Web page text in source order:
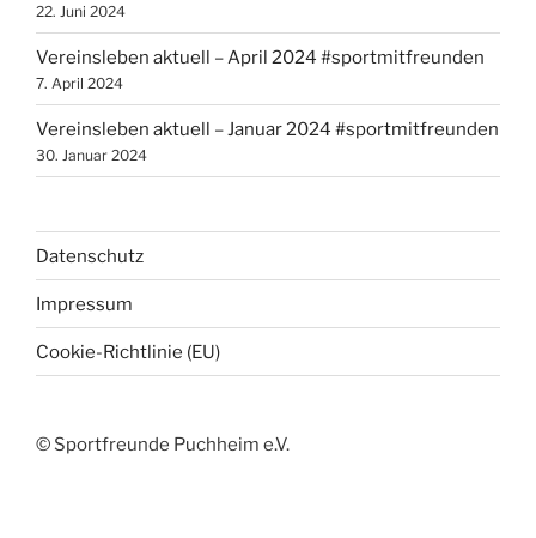
22. Juni 2024
Vereinsleben aktuell – April 2024 #sportmitfreunden
7. April 2024
Vereinsleben aktuell – Januar 2024 #sportmitfreunden
30. Januar 2024
Datenschutz
Impressum
Cookie-Richtlinie (EU)
© Sportfreunde Puchheim e.V.